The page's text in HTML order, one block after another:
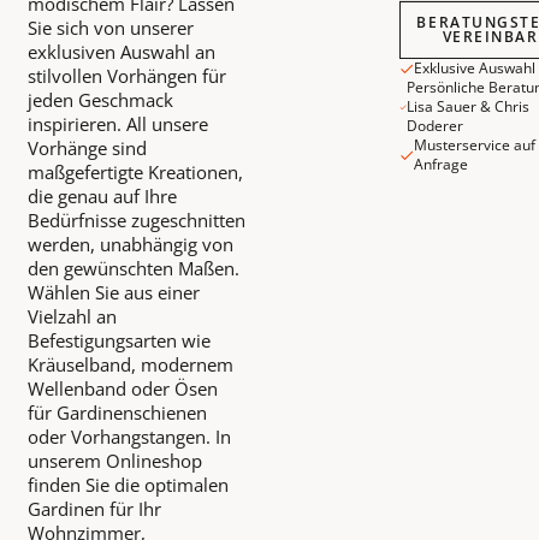
Sie sich von unserer
exklusiven Auswahl an
stilvollen Vorhängen für
jeden Geschmack
inspirieren. All unsere
Vorhänge sind
maßgefertigte Kreationen,
die genau auf Ihre
Bedürfnisse zugeschnitten
werden, unabhängig von
den gewünschten Maßen.
Wählen Sie aus einer
Vielzahl an
Befestigungsarten wie
Kräuselband, modernem
Wellenband oder Ösen
für Gardinenschienen
oder Vorhangstangen. In
unserem Onlineshop
finden Sie die optimalen
Gardinen für Ihr
Wohnzimmer,
Exklusive Auswahl
Persönliche
Lisa Sauer & Chris
Doderer
Musterservice auf
Anfrage